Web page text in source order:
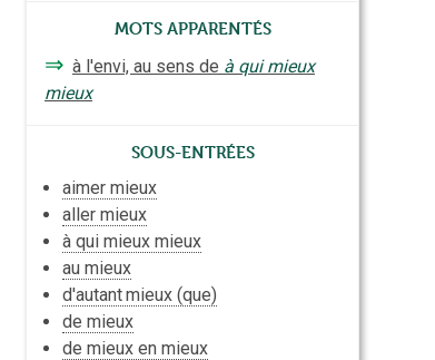
Mots apparentés
⇒ à l'envi, au sens de à qui mieux
mieux
Sous-entrées
aimer mieux
aller mieux
à qui mieux mieux
au mieux
d'autantmieux (que)
de mieux
de mieux en mieux